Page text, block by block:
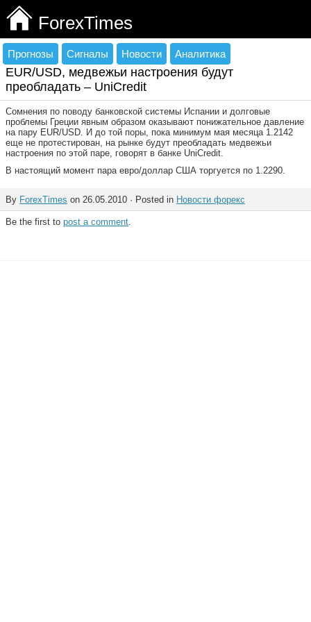
ForexTimes
Прогнозы Сигналы Новости Аналитика
EUR/USD, медвежьи настроения будут
преобладать – UniCredit
Сомнения по поводу банковской системы Испании и долговые
проблемы Греции явным образом оказывают понижательное давление
на пару EUR/USD. И до той поры, пока минимум мая месяца 1.2142
еще не протестирован, на рынке будут преобладать медвежьи
настроения по этой паре, говорят в банке UniCredit.
В настоящий момент пара евро/доллар США торгуется по 1.2290.
By ForexTimes on 26.05.2010 · Posted in Новости форекс
Be the first to post a comment.